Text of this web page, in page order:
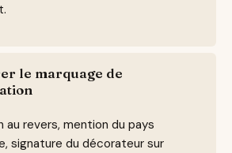
le marquage de
au revers, mention du pays
signature du décorateur sur